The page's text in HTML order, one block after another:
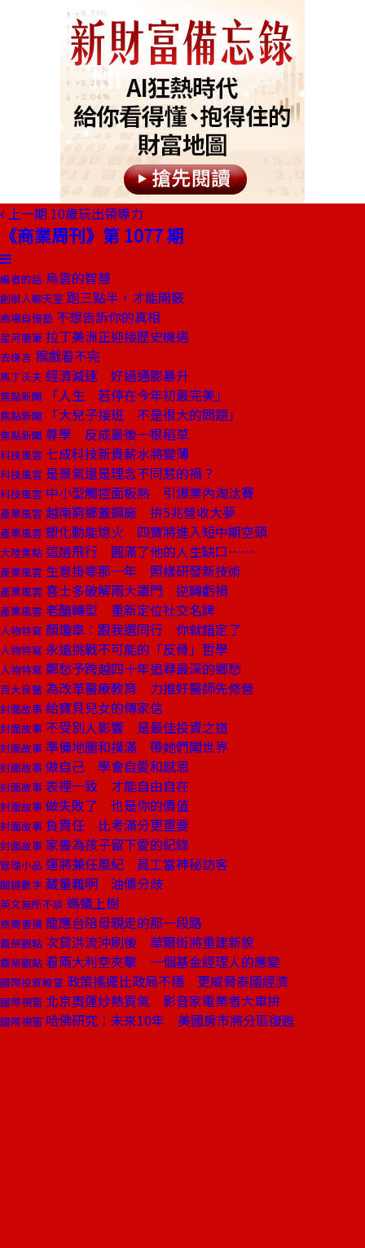
上一期 10歲玩出領導力
《商業周刊》第 1077 期
編者的話 烏雲的智慧
創辦人聊天室 跑三點半，才能開竅
商場自慢塾 不想告訴你的真相
星河隨筆 拉丁美洲正迎接歷史機遇
去梯言 猴戲看不完
馬丁沃夫 經濟減速 好過通膨暴升
焦點新聞 「人生 若停在今年初最完美」
焦點新聞 「大兒子接班 不是很大的問題」
焦點新聞 尊學 反成最後一根稻草
科技風雲 七成科技新貴薪水將變薄
科技風雲 是景氣還是理念不同惹的禍？
科技風雲 中小型觸控面板熱 引爆業內淘汰賽
產業風雲 越南窮鄉蓋鋼廠 拚5兆營收大夢
產業風雲 塑化動能熄火 四寶將進入短中期空頭
大陸焦點 這趟飛行 圓滿了他的人生缺口……
產業風雲 生意掛零那一年 照樣研發新技術
產業風雲 喜士多破解兩大罩門 逆轉虧損
產業風雲 老醋轉型 重新定位社交名牌
人物特寫 顏瓊章：跟我選同行 你就錯定了
人物特寫 永遠挑戰不可能的「反骨」哲學
人物特寫 鄭愁予跨越四十年追尋最深的鄉愁
百大良醫 為改革醫療教育 力推好醫師先修營
封面故事 給寶貝兒女的傳家信
封面故事 不受別人影響 是最佳投資之道
封面故事 準備地圖和撲滿 帶她們闖世界
封面故事 做自己 學會自愛和感恩
封面故事 表裡一致 才能自由自在
封面故事 做失敗了 也是你的價值
封面故事 負責任 比考滿分更重要
封面故事 家書為孩子留下愛的紀錄
管理小品 運將兼任風紀 員工當神秘訪客
關鍵數字 藏量難明 油價分歧
英文無所不談 螞蟻上樹
商周書摘 龍應台陪母親走的那一段路
霸榮觀點 次貸洪流沖刷後 華爾街將重建新貌
霸榮觀點 看兩大利空夾擊 一個基金經理人的應變
國際投資瞭望 政策搖擺比政局不穩 更威脅泰國經濟
國際視窗 北京奧運炒熱買氣 影音家電業者大車拚
國際視窗 哈佛研究：未來10年 美國房市將分區復甦